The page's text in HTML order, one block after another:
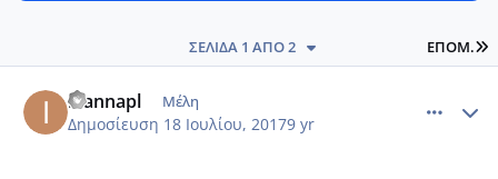
ΕΠΌΜ.
ΣΕΛΊΔΑ 1 ΑΠΌ 2
ioannapl Μέλη
Δημοσίευση 18 Ιουλίου, 20179 yr